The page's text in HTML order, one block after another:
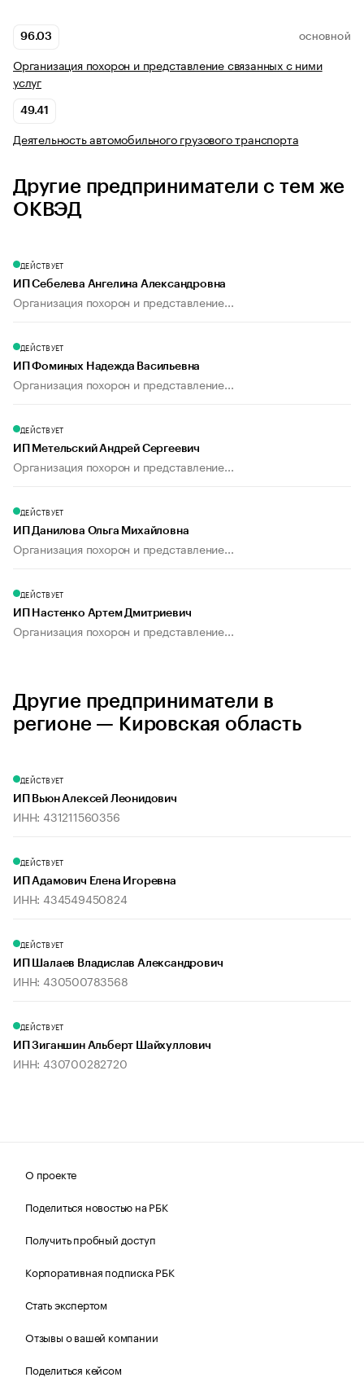
96.03 ОСНОВНОЙ
Организация похорон и представление связанных с ними
услуг
49.41
Деятельность автомобильного грузового транспорта
Другие предприниматели с тем же
ОКВЭД
ДЕЙСТВУЕТ
ИП Себелева Ангелина Александровна
Организация похорон и представление...
ДЕЙСТВУЕТ
ИП Фоминых Надежда Васильевна
Организация похорон и представление...
ДЕЙСТВУЕТ
ИП Метельский Андрей Сергеевич
Организация похорон и представление...
ДЕЙСТВУЕТ
ИП Данилова Ольга Михайловна
Организация похорон и представление...
ДЕЙСТВУЕТ
ИП Настенко Артем Дмитриевич
Организация похорон и представление...
Другие предприниматели в
регионе — Кировская область
ДЕЙСТВУЕТ
ИП Вьюн Алексей Леонидович
ИНН: 431211560356
ДЕЙСТВУЕТ
ИП Адамович Елена Игоревна
ИНН: 434549450824
ДЕЙСТВУЕТ
ИП Шалаев Владислав Александрович
ИНН: 430500783568
ДЕЙСТВУЕТ
ИП Зиганшин Альберт Шайхуллович
ИНН: 430700282720
О проекте
Поделиться новостью на РБК
Получить пробный доступ
Корпоративная подписка РБК
Стать экспертом
Отзывы о вашей компании
Поделиться кейсом